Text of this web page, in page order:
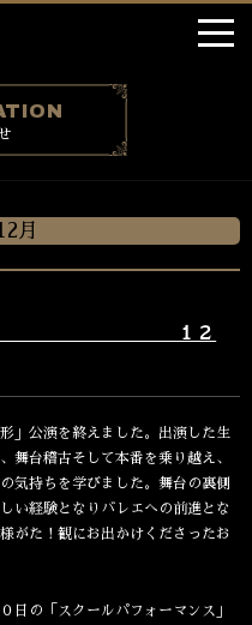
月
２
」公演を終えました。出演した生
舞台稽古そして本番を乗り越え、
気持ちを学びました。舞台の裏側
い経験となりバレエへの前進とな
がた！観にお出かけくださったお
日の「スクールパフォーマンス」